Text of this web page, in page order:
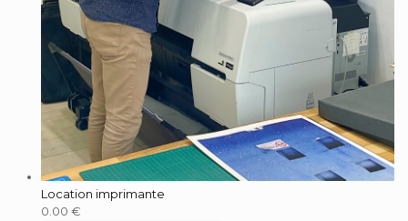
Location imprimante
0.00 €